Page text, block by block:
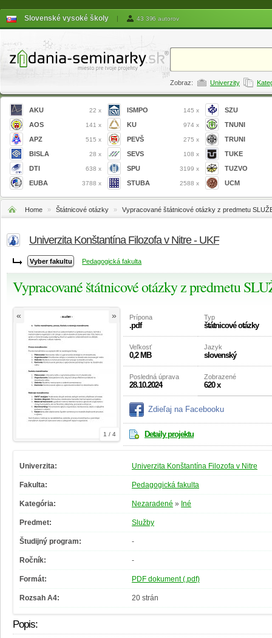
Slovenské vysoké školy | 43 396 autorov
Zobraz: Univerzity
AKU 22 x
AOS 141 x
APZ 515 x
BISLA 28 x
DTI 638 x
EUBA 3788 x
ISMPO 145 x
KU 974 x
PEVŠ 275 x
SEVS 108 x
SPU 3199 x
STUBA 2588 x
SZU
TNUNI
TRUNI
TUKE
TUZVO
UCM
Home » Štátnicové otázky » Vypracované štátnicové otázky z predmetu
Univerzita Konštantína Filozofa v Nitre - UKF
Pedagogická fakulta
Vypracované štátnicové otázky z predmetu
1 / 4
« » Prípona
.pdf
Typ
štátnicové otázky
Veľkosť
0,2 MB
Jazyk
slovenský
Posledná úprava
28.10.2024
Zobrazené
620 x
Zdieľaj na Facebooku
Detaily projektu
Univerzita: Univerzita Konštantína Filozofa v Nitre
Fakulta: Pedagogická fakulta
Kategória: Nezaradené » Iné
Predmet: Služby
Študijný program: -
Ročník: -
Formát: PDF dokument (.pdf)
Rozsah A4: 20 strán
Popis: